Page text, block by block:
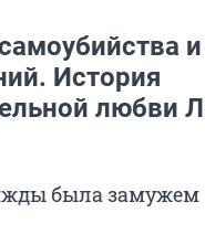
История
любви
была замужем